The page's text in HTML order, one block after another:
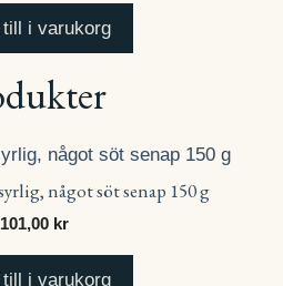
till i varukorg
något söt senap 150 g
101,00 kr
till i varukorg